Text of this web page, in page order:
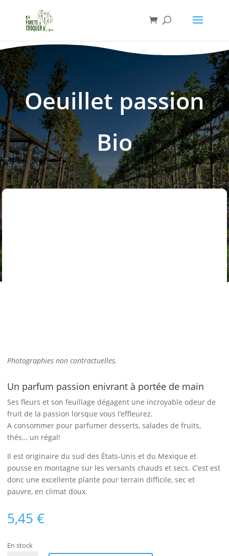
Oeuillet passion
Bio
Photographies non contractuelles.
Un parfum passion enivrant à portée de main
Ses fleurs et son feuillage dégagent une incroyable odeur de
fruit de la passion lorsque vous l’effleurez.
A consommer pour parfumer desserts, salades de fruits,
thés… un régal!
Il est originaire du sud des États-Unis et du Mexique et
pousse en montagne sur les versants chauds et secs. C’est est
donc une excellente plante pour terrain difficile, sec et
pauvre, en climat doux.
5,45€
En stock